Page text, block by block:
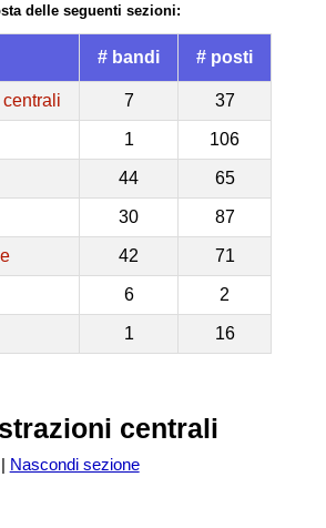
delle seguenti sezioni:
# bandi # posti
7 37
1 106
44 65
30 87
42 71
6 2
1 16
centrali
Nascondi sezione